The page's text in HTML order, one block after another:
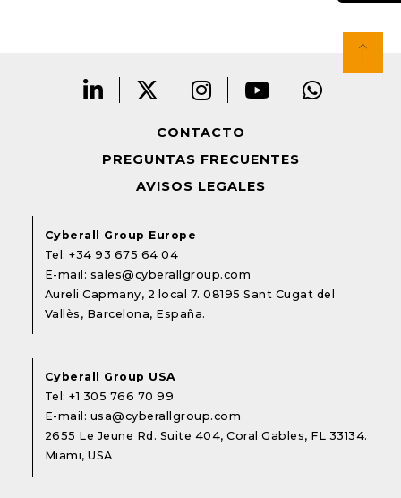
CONTACTO
PREGUNTAS FRECUENTES
AVISOS LEGALES
Cyberall Group Europe
Tel:+34 93 675 64 04
E-mail: sales@cyberallgroup.com
Aureli Capmany, 2 local 7. 08195 Sant Cugat del
Vallès, Barcelona, España.
Cyberall Group USA
Tel:+1 305 766 70 99
E-mail: usa@cyberallgroup.com
2655 Le Jeune Rd. Suite 404, Coral Gables, FL 33134.
Miami, USA